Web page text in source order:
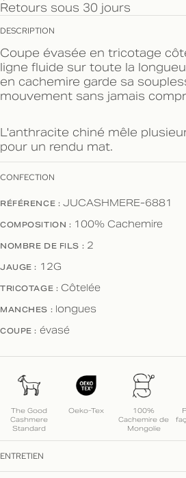
Retours sous 30 jours
DESCRIPTION
Coupe évasée en tricotage
ligne fluide sur toute la
en cachemire garde sa
mouvement sans jamais
L'anthracite chiné mêle
pour un rendu mat.
CONFECTION
RÉFÉRENCE : JUCASHMERE-6881
COMPOSITION : 100% Cachemire
NOMBRE DE FILS : 2
JAUGE : 12G
TRICOTAGE : Côtelée
MANCHES : longues
COUPE : évasé
The Good
Cashmere
Standard
Oeko-Tex
100%
Cachemire de
Mongolie
ENTRETIEN